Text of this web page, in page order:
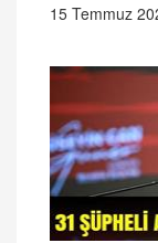
15 Temmuz